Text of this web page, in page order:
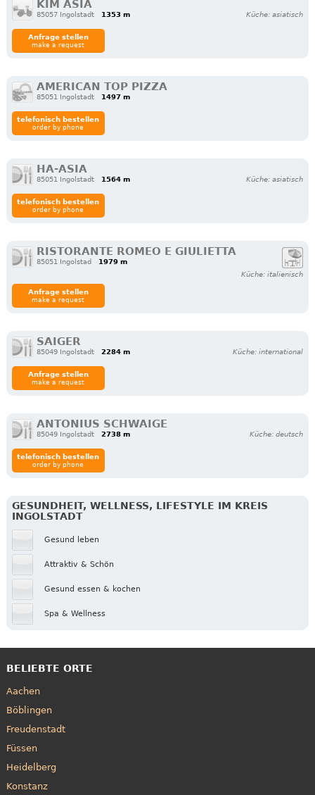
KIM ASIA
85057 Ingolstadt 1353 m Küche: asiatisch
Anfrage stellen
make a request
AMERICAN TOP PIZZA
85051 Ingolstadt 1497 m
telefonisch bestellen
order by phone
HA-ASIA
85051 Ingolstadt 1564 m Küche: asiatisch
telefonisch bestellen
order by phone
RISTORANTE ROMEO E GIULIETTA
85051 Ingolstad
1979 m
Küche: italienisch
Anfrage stellen
make a request
SAIGER
85049 Ingolstadt 2284 m Küche: international
Anfrage stellen
make a request
ANTONIUS SCHWAIGE
85049 Ingolstadt 2738 m Küche: deutsch
telefonisch bestellen
order by phone
GESUNDHEIT, WELLNESS, LIFESTYLE IM KREIS
INGOLSTADT
Gesund leben
Attraktiv & Schön
Gesund essen & kochen
Spa & Wellness
BELIEBTE ORTE
Aachen
Böblingen
Freudenstadt
Füssen
Heidelberg
Konstanz